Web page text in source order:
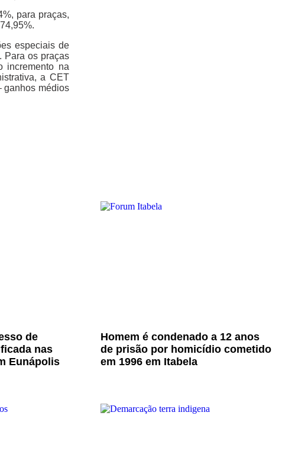
para praças,
especiais de
Para os praças
incremento na
a CET
ganhos médios
de
nas
Eunápolis
Homem é condenado a 12 anos
de prisão por homicídio cometido
em 1996 em Itabela